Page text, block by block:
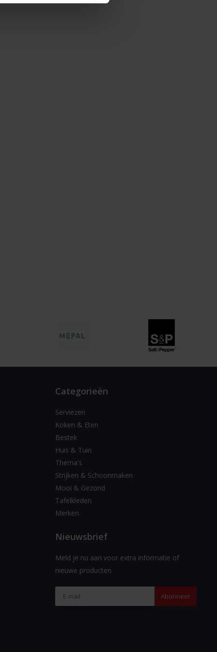
Categorieën
Serviezen
Koken & Eten
Bestek
Huis & Tuin
Thema's
Strijken & Schoonmaken
Mooi & Gezond
Tafelkleden
Merken
Nieuwsbrief
Meld je nu aan voor extra informatie of
nieuwe producten
Abonneer